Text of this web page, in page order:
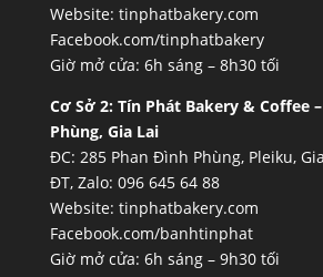
Website: tinphatbakery.com
Facebook.com/tinphatbakery
Giờ mở cửa: 6h sáng – 8h30 tối
Cơ Sở 2: Tín Phát Bakery & Coffee
Phùng, Gia Lai
ĐC: 285 Phan Đình Phùng, Pleiku,
ĐT, Zalo: 096 645 64 88
Website: tinphatbakery.com
Facebook.com/banhtinphat
Giờ mở cửa: 6h sáng – 9h30 tối